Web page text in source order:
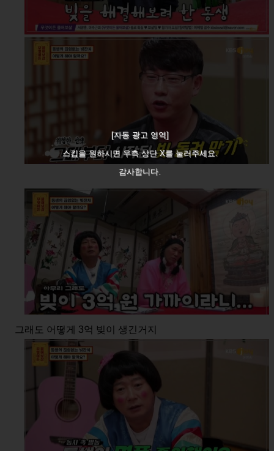
그래도 어떻게 3억 빚이 생긴거지
[자동 광고 영역]
스킵을 원하시면 우측 상단 X를 눌러주세요.
감사합니다.